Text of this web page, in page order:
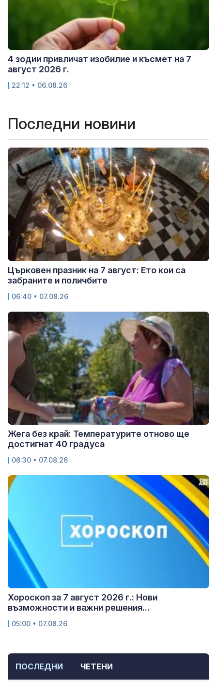
ПОСЛЕДНИ ЧЕТЕНИ
4 зодии привличат изобилие и късмет на 7
август 2026 г.
22:12 • 06.08.26
Последни новини
Църковен празник на 7 август: Ето кои са
забраните и поличбите
06:40 • 07.08.26
Жега без край: Температурите отново ще
достигнат 40 градуса
06:30 • 07.08.26
Хороскоп за 7 август 2026 г.: Нови
възможности и важни решения...
05:00 • 07.08.26